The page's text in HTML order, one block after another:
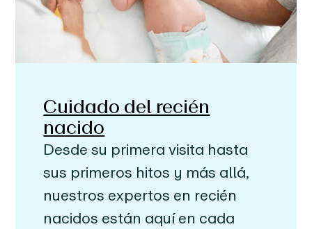
Cuidado del recién
nacido
Desde su primera visita hasta
sus primeros hitos y más allá,
nuestros expertos en recién
nacidos están aquí en cada